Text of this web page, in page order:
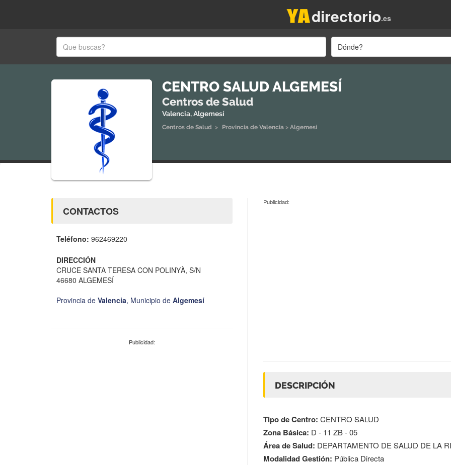
.es
directorio
Dónde?
CENTRO SALUD ALGEMESÍ
Centros de Salud
Valencia, Algemesí
Centros de Salud > Provincia de Valencia > Algemesí
CONTACTOS
Teléfono: 962469220
DIRECCIÓN
CRUCE SANTA TERESA CON POLINYÀ, S/N
46680 ALGEMESÍ
Provincia de Valencia, Municipio de Algemesí
Publicidad:
Publicidad:
DESCRIPCIÓN
Tipo de Centro: CENTRO SALUD
Zona Básica: D - 11 ZB - 05
Área de Salud: DEPARTAMENTO DE SALUD DE LA
Modalidad Gestión: Pública Directa